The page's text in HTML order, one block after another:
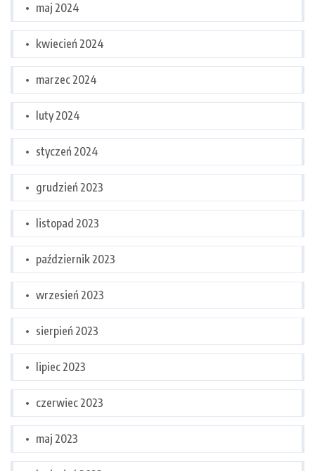
maj 2024
kwiecień 2024
marzec 2024
luty 2024
styczeń 2024
grudzień 2023
listopad 2023
październik 2023
wrzesień 2023
sierpień 2023
lipiec 2023
czerwiec 2023
maj 2023